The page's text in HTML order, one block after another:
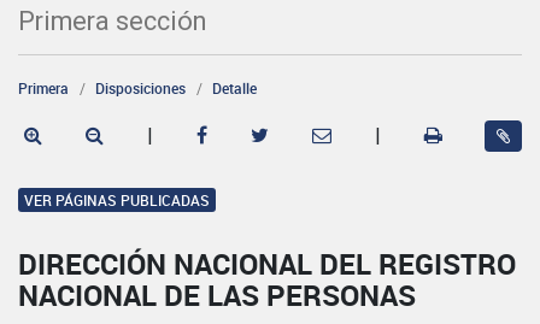
Primera sección
Primera Disposiciones Detalle
| |
VER PÁGINAS PUBLICADAS
DIRECCIÓN NACIONAL DEL REGISTRO
NACIONAL DE LAS PERSONAS